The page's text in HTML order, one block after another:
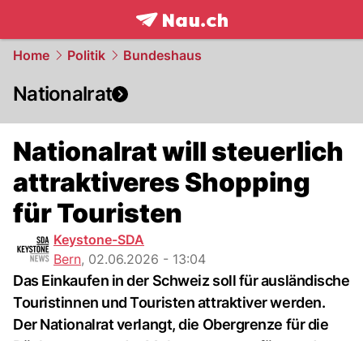
frontpage.NAU.ch
Home Politik Bundeshaus
Nationalrat
Nationalrat will steuerlich
attraktiveres Shopping
für Touristen
Keystone-SDA
Bern, 02.06.2026 - 13:04
Das Einkaufen in der Schweiz soll für ausländische
Touristinnen und Touristen attraktiver werden.
Der Nationalrat verlangt, die Obergrenze für die